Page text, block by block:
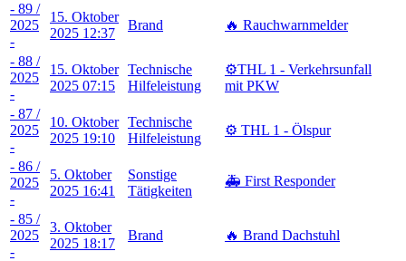
- 89 /
2025
-
15. Oktober
2025 12:37
Brand 🔥 Rauchwarnmelder
- 88 /
2025
-
15. Oktober
2025 07:15
Technische
Hilfeleistung
⚙️THL 1 - Verkehrsunfall
mit PKW
- 87 /
2025
-
10. Oktober
2025 19:10
Technische
Hilfeleistung
⚙️ THL 1 - Ölspur
- 86 /
2025
-
5. Oktober
2025 16:41
Sonstige
Tätigkeiten
🚑 First Responder
- 85 /
2025
-
3. Oktober
2025 18:17
Brand 🔥 Brand Dachstuhl